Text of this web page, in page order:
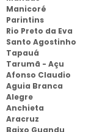
Manicoré
Parintins
Rio Preto da Eva
Santo Agostinho
Tapauá
Tarumã - Açu
Afonso Claudio
Aguia Branca
Alegre
Anchieta
Aracruz
Baixo Guandu